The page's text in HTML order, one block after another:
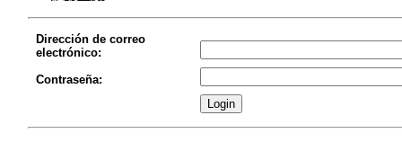
Dirección de correo
electrónico:
Contraseña: